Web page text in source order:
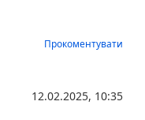
Прокоментувати
12.02.2025, 10:35